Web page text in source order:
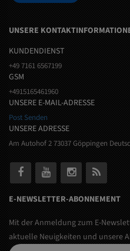
UNSERE
KUNDENDIENST
+49 7161 6567199
GSM
+4915165461960
UNSERE E-MAIL-ADRESSE
Post Senden
UNSERE ADRESSE
Am Autohof 2 73037 Göppingen
E-NEWSLETTER-ABONNEMENT
Mit der Anmeldung zum E-
aktuelle Neuigkeiten und unsere